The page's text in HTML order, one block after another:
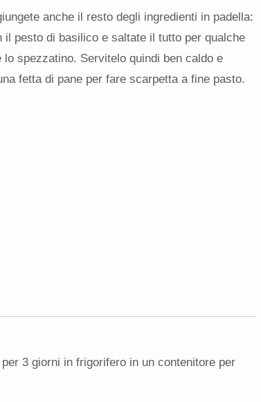
anche il resto degli ingredienti in padella:
il pesto di basilico e saltate il tutto per qualche
spezzatino. Servitelo quindi ben caldo e
fetta di pane per fare scarpetta a fine pasto.
3 giorni in frigorifero in un contenitore per